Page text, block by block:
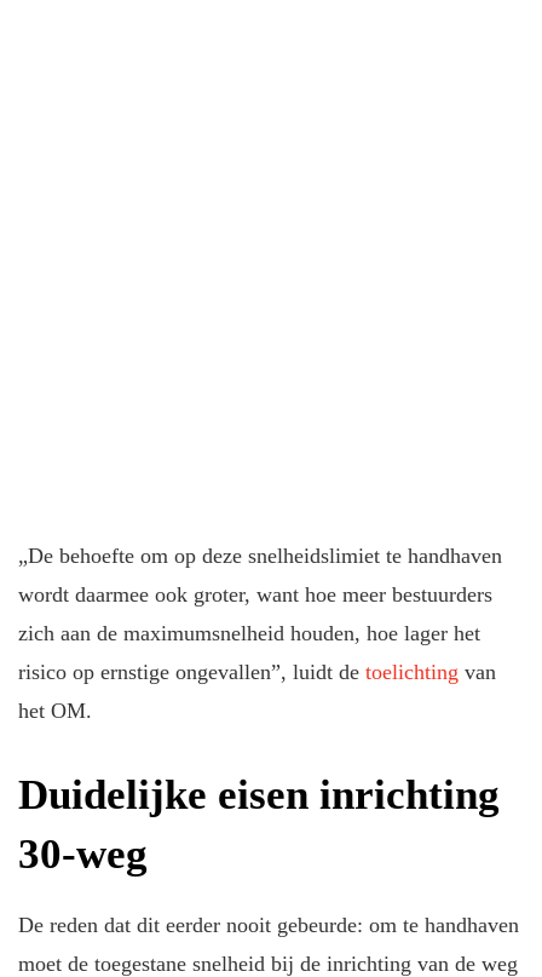
„De behoefte om op deze snelheidslimiet te handhaven
wordt daarmee ook groter, want hoe meer bestuurders
zich aan de maximumsnelheid houden, hoe lager het
risico op ernstige ongevallen”, luidt de toelichting van
het OM.
Duidelijke eisen inrichting
30-weg
De reden dat dit eerder nooit gebeurde: om te handhaven
moet de toegestane snelheid bij de inrichting van de weg